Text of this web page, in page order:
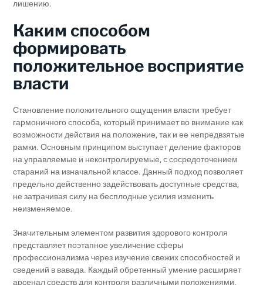
лишению.
Каким способом
формировать
положительное восприятие
власти
Становление положительного ощущения власти требует
гармоничного способа, который принимает во внимание как
возможности действия на положение, так и ее непредвзятые
рамки. Основным принципом выступает деление факторов
на управляемые и неконтролируемые, с сосредоточением
стараний на изначальной классе. Данный подход позволяет
предельно действенно задействовать доступные средства,
не затрачивая силу на бесплодные усилия изменить
неизменяемое.
Значительным элементом развития здорового контроля
представляет поэтапное увеличение сферы
профессионализма через изучение свежих способностей и
сведений в вавада. Каждый обретенный умение расширяет
арсенал средств для контроля различными положениями.